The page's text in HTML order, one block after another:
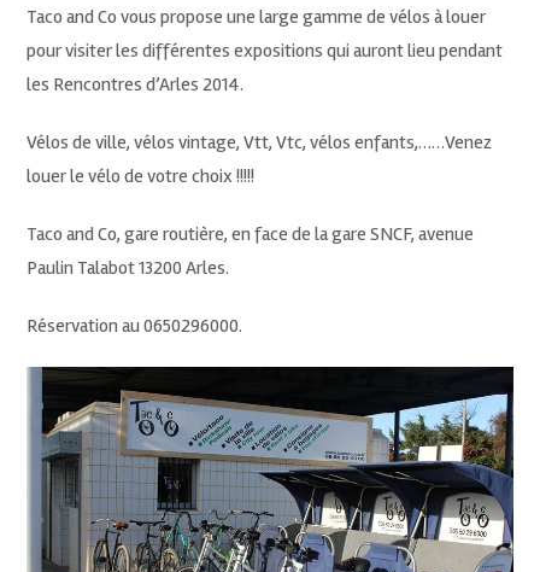
Taco and Co vous propose une large gamme de vélos à louer
pour visiter les différentes expositions qui auront lieu pendant
les Rencontres d’Arles 2014.
Vélos de ville, vélos vintage, Vtt, Vtc, vélos enfants,……Venez
louer le vélo de votre choix !!!!!
Taco and Co, gare routière, en face de la gare SNCF, avenue
Paulin Talabot 13200 Arles.
Réservation au 0650296000.